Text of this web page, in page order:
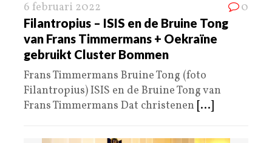
6 februari 2022 0
Filantropius – ISIS en de Bruine Tong
van Frans Timmermans + Oekraïne
gebruikt Cluster Bommen
Frans Timmermans Bruine Tong (foto
Filantropius) ISIS en de Bruine Tong van
Frans Timmermans Dat christenen [...]